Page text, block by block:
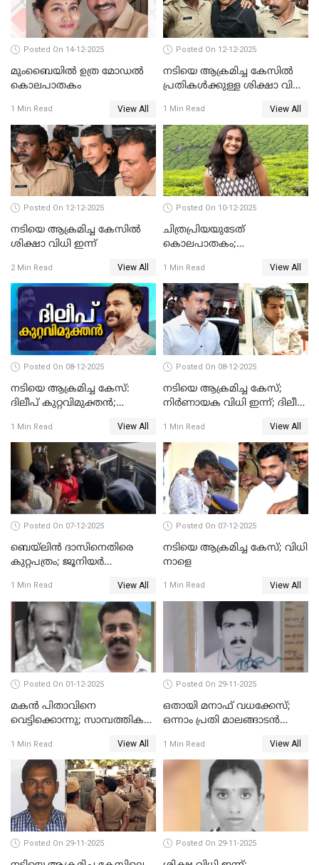
Posted On 14-12-2025
മുംബൈയില്‍ ഉത്ര മോഡല്‍
കൊലപാതകം
1 Min Read View All
Posted On 12-12-2025
നടിയെ ആക്രമിച്ച കേസില്‍
പ്രതികള്‍ക്കുള്ള ശിക്ഷാ വിധി
1 Min Read View All
Posted On 12-12-2025
നടിയെ ആക്രമിച്ച കേസിൽ
ശിക്ഷാ വിധി ഇന്ന്
2 Min Read View All
Posted On 10-12-2025
ചിത്രപ്രിയയുടേത്
കൊലപാതകം;
സമ്മതിച്ചെന്ന് പൊലീസ്
1 Min Read View All
Posted On 08-12-2025
നടിയെ ആക്രമിച്ച കേസ്:
ദിലീപ് കുറ്റവിമുക്തന്‍;
പ്രതികള്‍ കുറ്റക്കാര്‍;
ശിക്ഷവിധി 12 ന്
1 Min Read View All
Posted On 08-12-2025
നടിയെ ആക്രമിച്ച കേസ്;
നിർണായക വിധി ഇന്ന്; ദിലീപ്
1 Min Read View All
Posted On 07-12-2025
ബെയ്‌ലിന്‍ ദാസിനെതിരെ
കുറ്റപത്രം; ജൂനിയർ
മർദിച്ച കേസ്
1 Min Read View All
Posted On 07-12-2025
നടിയെ ആക്രമിച്ച കേസ്; വിധി
നാളെ
1 Min Read View All
Posted On 01-12-2025
മകൻ പിതാവിനെ
വെട്ടിക്കൊന്നു; സാമ്പത്തിക
1 Min Read View All
Posted On 29-11-2025
ഒതായി മനാഫ് വധക്കേസ്;
ഒന്നാം പ്രതി മാലങ്ങാടൻ
ഒരു ലക്ഷം രൂപ പിഴ
1 Min Read View All
Posted On 29-11-2025 Posted On 29-11-2025